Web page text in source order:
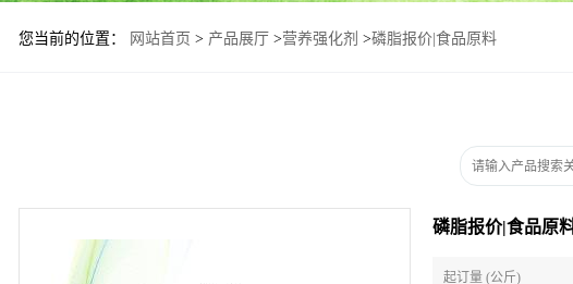
您当前的位置： 网站首页 > 产品展厅 >营养强化剂 >磷脂报价|食品原料
磷脂报价|食品原
起订量 (公斤)